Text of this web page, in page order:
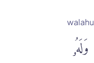
walahu
وَلَهُۥ